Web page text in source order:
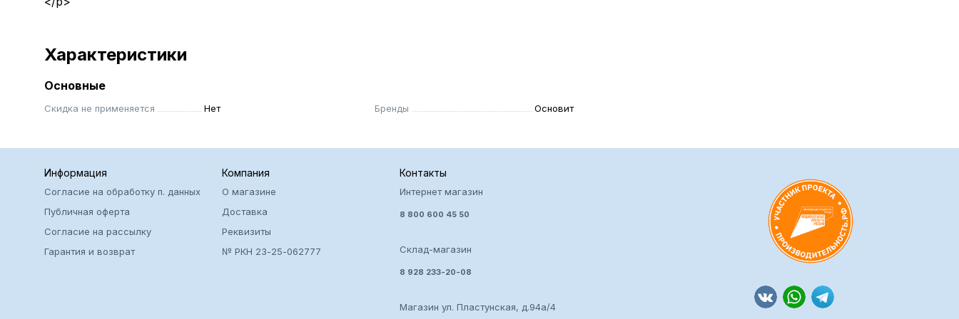
Характеристики
Основные
Скидка не применяется Нет Бренды Основит
Информация
Согласие на обработку п. данных
Публичная оферта
Согласие на рассылку
Гарантия и возврат
Компания
О магазине
Доставка
Реквизиты
№ РКН 23-25-062777
Контакты
Интернет магазин
8 800 600 45 50
Склад-магазин
8 928 233-20-08
Магазин ул. Пластунская, д.94а/4